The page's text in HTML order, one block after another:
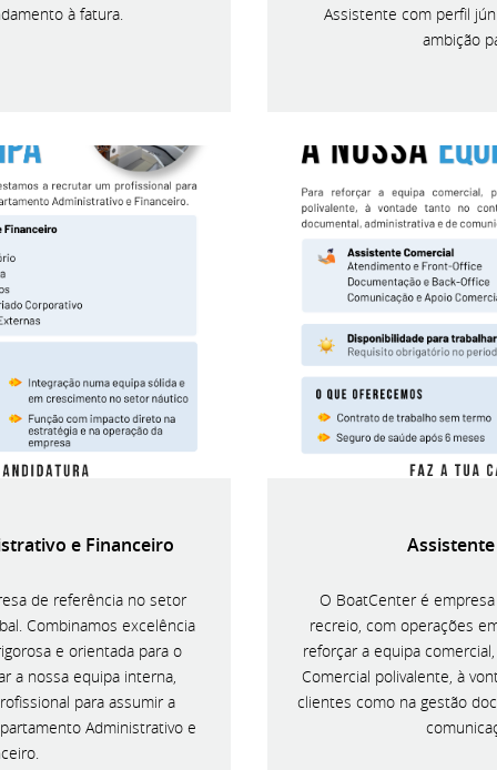
à fatura.
Assistente com perfil
ambição
e Financeiro
de referência no setor
Combinamos excelência
e orientada para o
a nossa equipa interna,
para assumir a
Administrativo e
O BoatCenter é
recreio, com operações
reforçar a equipa
Comercial polivalente, à
clientes como na gestão